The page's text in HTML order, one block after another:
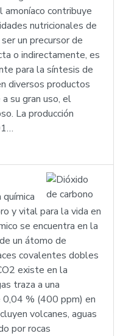
contribuye
nutricionales de
un precursor de
o indirectamente, es
para la síntesis de
diversos productos
su gran uso, el
La producción
y vital para la vida en
se encuentra en la
un átomo de
covalentes dobles
existe en la
traza a una
0,04 % (400 ppm) en
volcanes, aguas
por rocas